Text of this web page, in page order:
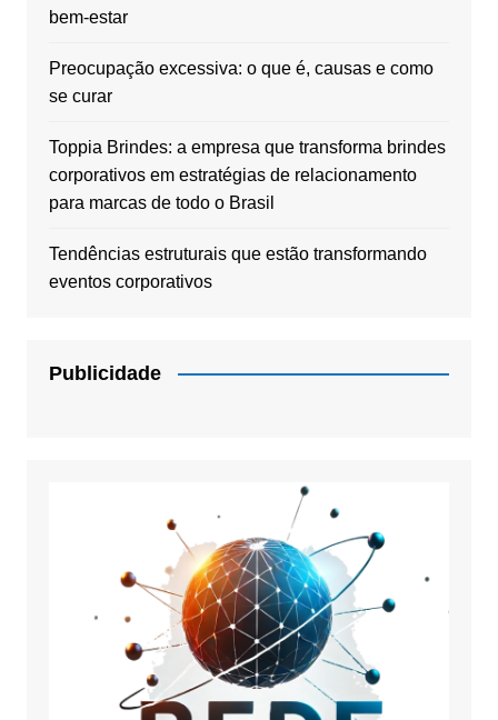
bem-estar
Preocupação excessiva: o que é, causas e como
se curar
Toppia Brindes: a empresa que transforma brindes
corporativos em estratégias de relacionamento
para marcas de todo o Brasil
Tendências estruturais que estão transformando
eventos corporativos
Publicidade